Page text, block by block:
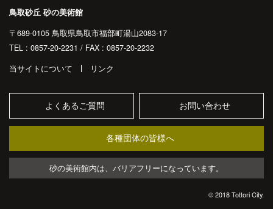
鳥取砂丘 砂の美術館
〒689-0105 鳥取県鳥取市福部町湯山2083-17
TEL : 0857-20-2231 / FAX : 0857-20-2232
当サイトについて
リンク
よくあるご質問 お問い合わせ
各種団体の皆様へ
砂の美術館内は、バリアフリーになっています。
© 2018 Tottori City.